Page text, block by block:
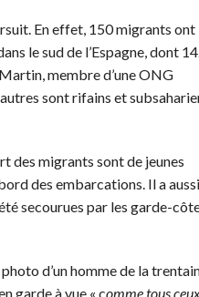
En effet, 150 migrants ont
le sud de l’Espagne, dont
membre d’une ONG
sont rifains et
des migrants sont de jeunes
des embarcations. Il a aussi
secourues par les garde-
d’un homme de la
garde à vue « comme tous